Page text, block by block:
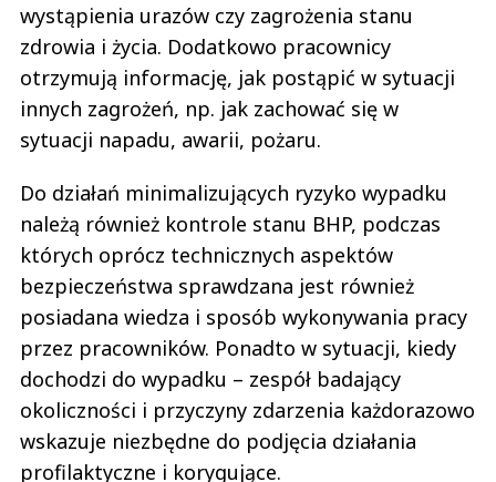
wystąpienia urazów czy zagrożenia stanu
zdrowia i życia. Dodatkowo pracownicy
otrzymują informację, jak postąpić w sytuacji
innych zagrożeń, np. jak zachować się w
sytuacji napadu, awarii, pożaru.
Do działań minimalizujących ryzyko wypadku
należą również kontrole stanu BHP, podczas
których oprócz technicznych aspektów
bezpieczeństwa sprawdzana jest również
posiadana wiedza i sposób wykonywania pracy
przez pracowników. Ponadto w sytuacji, kiedy
dochodzi do wypadku – zespół badający
okoliczności i przyczyny zdarzenia każdorazowo
wskazuje niezbędne do podjęcia działania
profilaktyczne i korygujące.